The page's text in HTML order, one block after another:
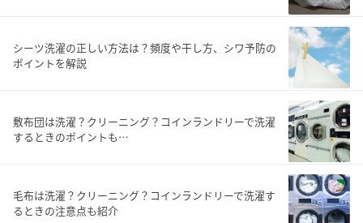
シーツ洗濯の正しい方法は？頻度や干し方、シワ予防の
ポイントを解説
敷布団は洗濯？クリーニング？コインランドリーで洗濯
するときのポイントも…
毛布は洗濯？クリーニング？コインランドリーで洗濯す
るときの注意点も紹介